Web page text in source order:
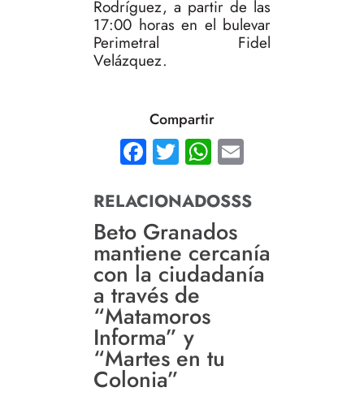
Rodríguez, a partir de las
17:00 horas en el bulevar
Perimetral Fidel
Velázquez.
Compartir
Facebook
TwitterWhatsApp
RELACIONADOSSS
Beto Granados
mantiene cercanía
con la ciudadanía
a través de
“Matamoros
Informa” y
“Martes en tu
Colonia”